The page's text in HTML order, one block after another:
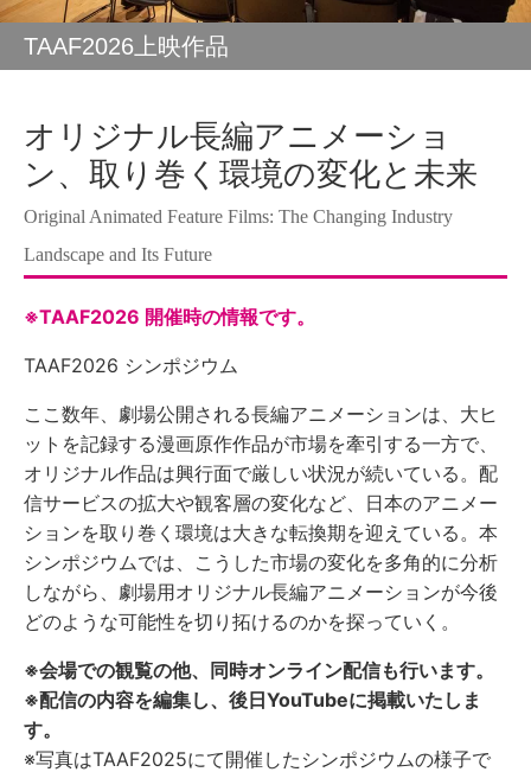
TAAF2026上映作品
オリジナル長編アニメーショ
ン、取り巻く環境の変化と未来
Original Animated Feature Films: The Changing Industry
Landscape and Its Future
※TAAF2026 開催時の情報です。
TAAF2026 シンポジウム
ここ数年、劇場公開される長編アニメーションは、大ヒ
ットを記録する漫画原作作品が市場を牽引する一方で、
オリジナル作品は興行面で厳しい状況が続いている。配
信サービスの拡大や観客層の変化など、日本のアニメー
ションを取り巻く環境は大きな転換期を迎えている。本
シンポジウムでは、こうした市場の変化を多角的に分析
しながら、劇場用オリジナル長編アニメーションが今後
どのような可能性を切り拓けるのかを探っていく。
※会場での観覧の他、同時オンライン配信も行います。
※配信の内容を編集し、後日YouTubeに掲載いたしま
す。
※写真はTAAF2025にて開催したシンポジウムの様子で